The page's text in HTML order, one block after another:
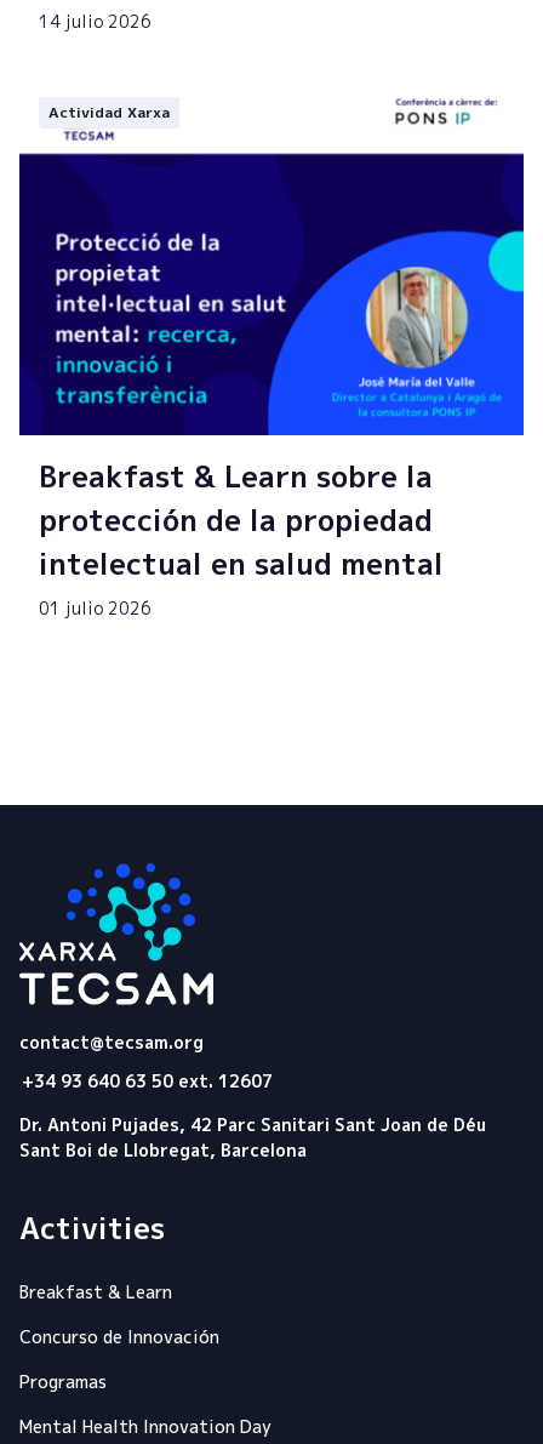
14 julio 2026
Actividad Xarxa
Breakfast & Learn sobre la
protección de la propiedad
intelectual en salud mental
01 julio 2026
contact@tecsam.org
+34 93 640 63 50 ext. 12607
Dr. Antoni Pujades, 42 Parc Sanitari Sant Joan de Déu
Sant Boi de Llobregat, Barcelona
Activities
Breakfast & Learn
Concurso de Innovación
Programas
Mental Health Innovation Day